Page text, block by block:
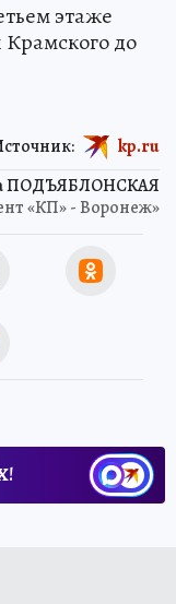
этаже
до
ПОДЪЯБЛОНСКАЯ
«КП» - Воронеж»
kp.ru